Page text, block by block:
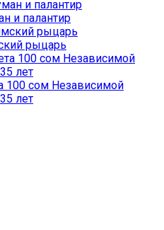
и палантир
рыцарь
100 сом Независимой
лет